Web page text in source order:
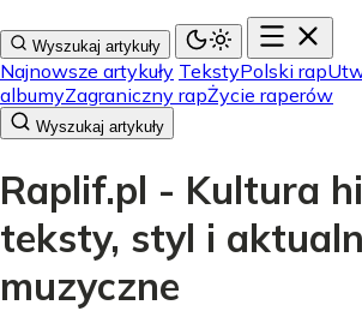
Wyszukaj artykuły
Najnowsze artykuły TekstyPolski rap
albumyZagraniczny rapŻycie raperów
Wyszukaj artykuły
Raplif.pl - Kultura
teksty, styl i
muzyczne